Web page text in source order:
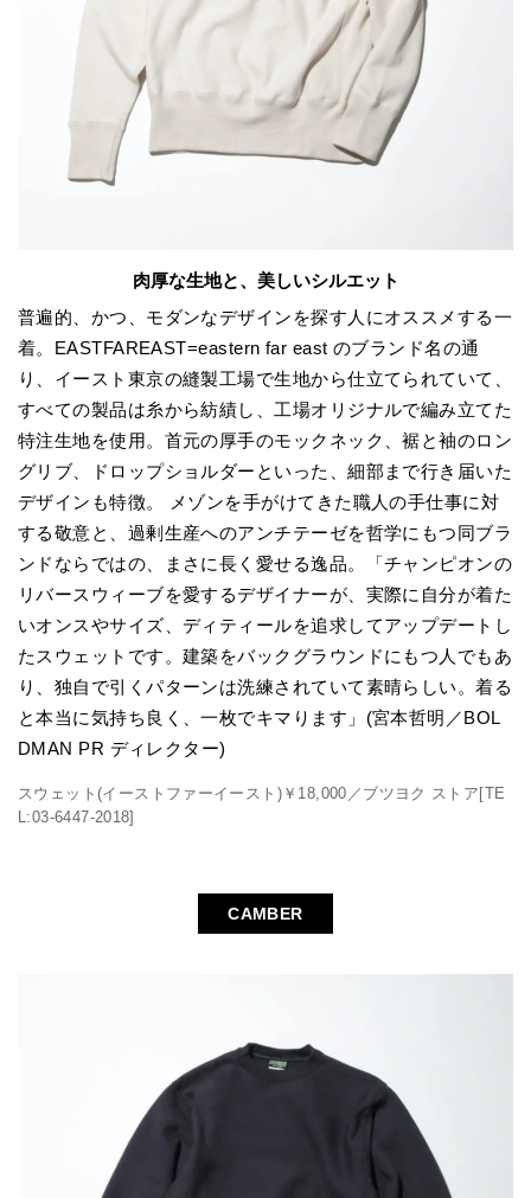
肉厚な生地と、美しいシルエット
普遍的、かつ、モダンなデザインを探す人にオススメする一
着。EASTFAREAST=eastern far east のブランド名の通
り、イースト東京の縫製工場で生地から仕立てられていて、
すべての製品は糸から紡績し、工場オリジナルで編み立てた
特注生地を使用。首元の厚手のモックネック、裾と袖のロン
グリブ、ドロップショルダーといった、細部まで行き届いた
デザインも特徴。 メゾンを手がけてきた職人の手仕事に対
する敬意と、過剰生産へのアンチテーゼを哲学にもつ同ブラ
ンドならではの、まさに長く愛せる逸品。「チャンピオンの
リバースウィーブを愛するデザイナーが、実際に自分が着た
いオンスやサイズ、ディティールを追求してアップデートし
たスウェットです。建築をバックグラウンドにもつ人でもあ
り、独自で引くパターンは洗練されていて素晴らしい。着る
と本当に気持ち良く、一枚でキマります」(宮本哲明／BOL
DMAN PR ディレクター)
スウェット(イーストファーイースト)￥18,000／ブツヨク ストア[TE
L:03-6447-2018]
CAMBER